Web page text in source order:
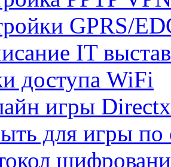
GPRS/
IT
доступа WiFi
игры
для игры по